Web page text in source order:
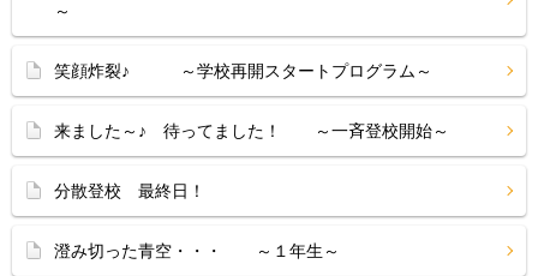
～
笑顔炸裂♪ ～学校再開スタートプログラム～
来ました～♪ 待ってました！ ～一斉登校開始～
分散登校 最終日！
澄み切った青空・・・ ～１年生～